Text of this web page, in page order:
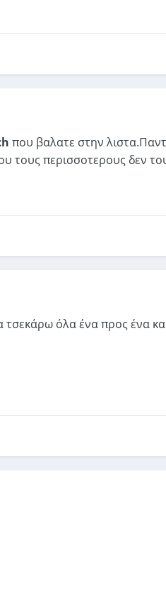
που βαλατε στην
τους περισσοτερους δεν
τσεκάρω όλα ένα προς ένα